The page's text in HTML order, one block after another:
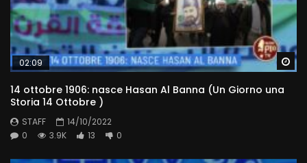
02:09
14 ottobre 1906: nasce Hasan Al Banna (Un Giorno una
Storia 14 Ottobre )
STAFF
14/10/2022
0
3.9K 13 0